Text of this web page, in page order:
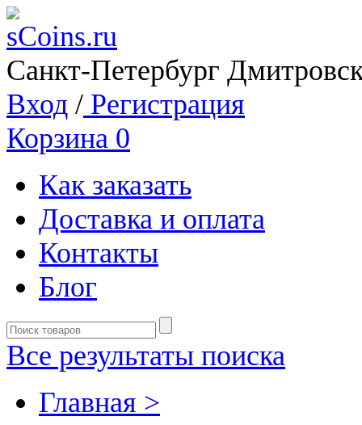
Санкт-Петербург
Вход / Регистрация
Корзина 0
Как заказать
Доставка и оплата
Контакты
Блог
Все результаты поиска
Главная >